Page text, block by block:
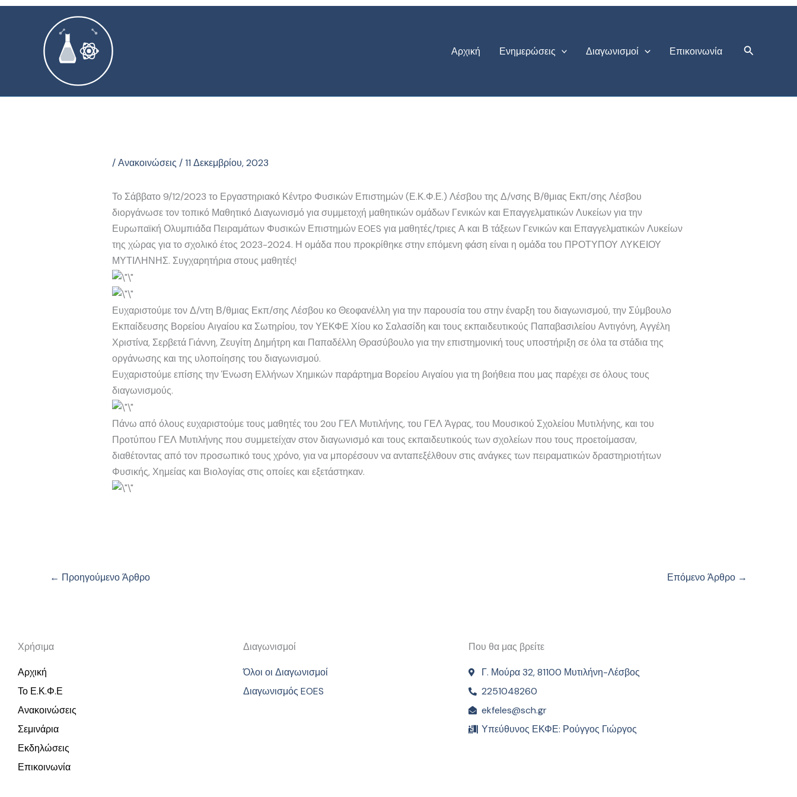
περιεχόμενο
Αρχική Ενημερώσεις Διαγωνισμοί Επικοινωνία Αναζήτηση
/Ανακοινώσεις /11 Δεκεμβρίου, 2023
Το Σάββατο 9/12/2023 το Εργαστηριακό Κέντρο Φυσικών Επιστημών (Ε.Κ.Φ.Ε.) Λέσβου της Δ/νσης Β/θμιας Εκπ/σης Λέσβου
διοργάνωσε τον τοπικό Μαθητικό Διαγωνισμό για συμμετοχή μαθητικών ομάδων Γενικών και Επαγγελματικών Λυκείων για την
Ευρωπαϊκή Ολυμπιάδα Πειραμάτων Φυσικών Επιστημών EOES για μαθητές/τριες Α και Β τάξεων Γενικών και Επαγγελματικών Λυκείων
της χώρας για το σχολικό έτος 2023-2024. Η ομάδα που προκρίθηκε στην επόμενη φάση είναι η ομάδα του ΠΡΟΤΥΠΟΥ ΛΥΚΕΙΟΥ
ΜΥΤΙΛΗΝΗΣ. Συγχαρητήρια στους μαθητές!
Ευχαριστούμε τον Δ/ντη Β/θμιας Εκπ/σης Λέσβου κο Θεοφανέλλη για την παρουσία του στην έναρξη του διαγωνισμού, την Σύμβουλο
Εκπαίδευσης Βορείου Αιγαίου κα Σωτηρίου, τον ΥΕΚΦΕ Χίου κο Σαλασίδη και τους εκπαιδευτικούς Παπαβασιλείου Αντιγόνη, Αγγέλη
Χριστίνα, Σερβετά Γιάννη, Ζευγίτη Δημήτρη και Παπαδέλλη Θρασύβουλο για την επιστημονική τους υποστήριξη σε όλα τα στάδια της
οργάνωσης και της υλοποίησης του διαγωνισμού.
Ευχαριστούμε επίσης την Ένωση Ελλήνων Χημικών παράρτημα Βορείου Αιγαίου για τη βοήθεια που μας παρέχει σε όλους τους
διαγωνισμούς.
Πάνω από όλους ευχαριστούμε τους μαθητές του 2ου ΓΕΛ Μυτιλήνης, του ΓΕΛ Άγρας, του Μουσικού Σχολείου Μυτιλήνης, και του
Προτύπου ΓΕΛ Μυτιλήνης που συμμετείχαν στον διαγωνισμό και τους εκπαιδευτικούς των σχολείων που τους προετοίμασαν,
διαθέτοντας από τον προσωπικό τους χρόνο, για να μπορέσουν να ανταπεξέλθουν στις ανάγκες των πειραματικών δραστηριοτήτων
Φυσικής, Χημείας και Βιολογίας στις οποίες και εξετάστηκαν.
← Προηγούμενο Άρθρο Επόμενο Άρθρο →
Χρήσιμα
Αρχική
Το Ε.Κ.Φ.Ε
Ανακοινώσεις
Σεμινάρια
Εκδηλώσεις
Επικοινωνία
Διαγωνισμοί
Όλοι οι Διαγωνισμοί
Διαγωνισμός EOES
Που θα μας βρείτε
Γ. Μούρα 32, 81100 Μυτιλήνη-Λέσβος
2251048260
ekfeles@sch.gr
Υπεύθυνος ΕΚΦΕ: Ρούγγος Γιώργος